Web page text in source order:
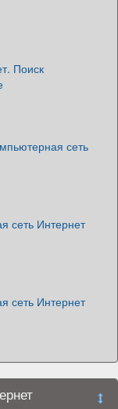
Поиск
сеть
сеть Интернет
сеть Интернет